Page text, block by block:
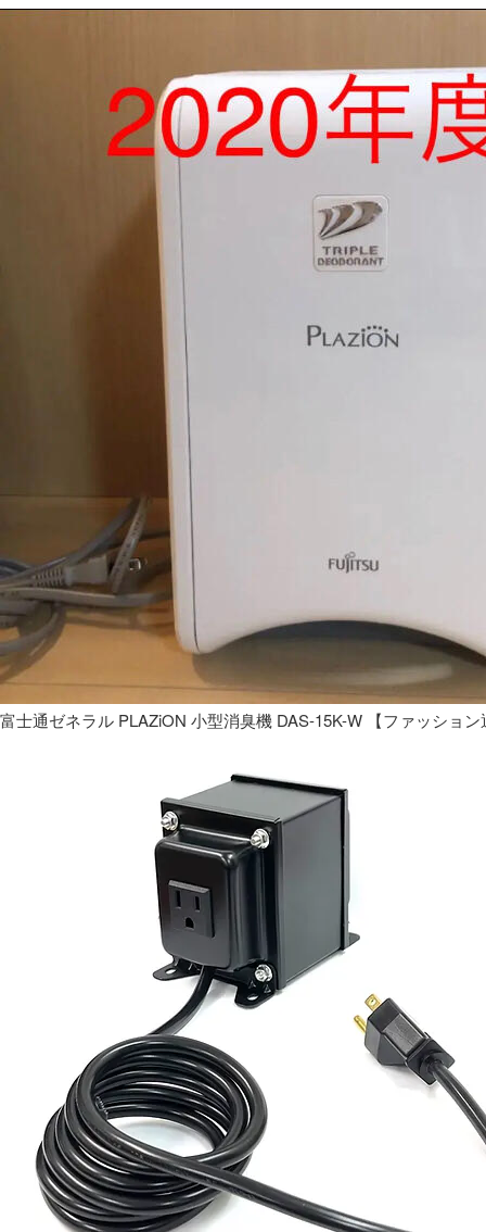
富士通ゼネラル PLAZiON 小型消臭機 DAS-15K-W 【ファッション